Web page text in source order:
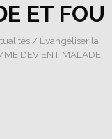
ET FOU
/ Évangéliser la
DEVIENT MALADE